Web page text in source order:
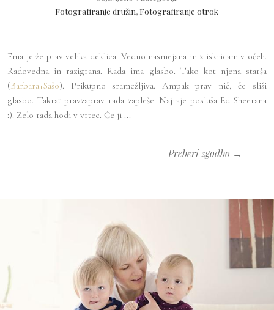
Fotografiranje družin, Fotografiranje otrok
Ema je že prav velika deklica. Vedno nasmejana in z iskricam v očeh.
Radovedna in razigrana. Rada ima glasbo. Tako kot njena starša
(Barbara+Sašo). Prikupno sramežljiva. Ampak prav nič, če sliši
glasbo. Takrat pravzaprav rada zapleše. Najraje posluša Ed Sheerana
:). Zelo rada hodi v vrtec. Če ji ...
Preberi zgodbo →